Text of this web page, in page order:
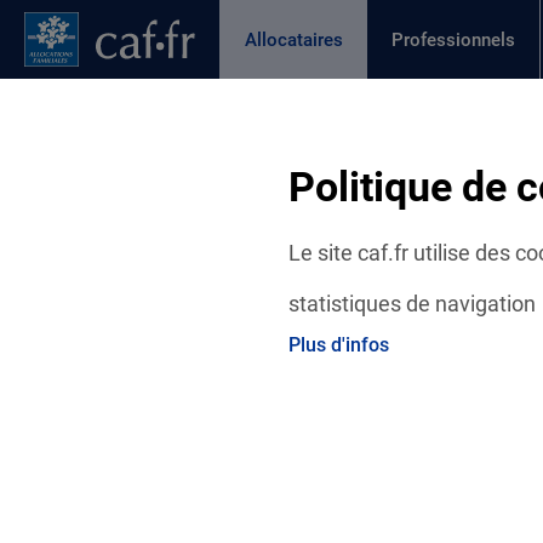
Politique de
Le site caf.fr utilise des
statistiques de navigation
Plus d'infos
Contenu principal
Pied de page
Allocataires
Page active
Professionnels
Actualités départementales